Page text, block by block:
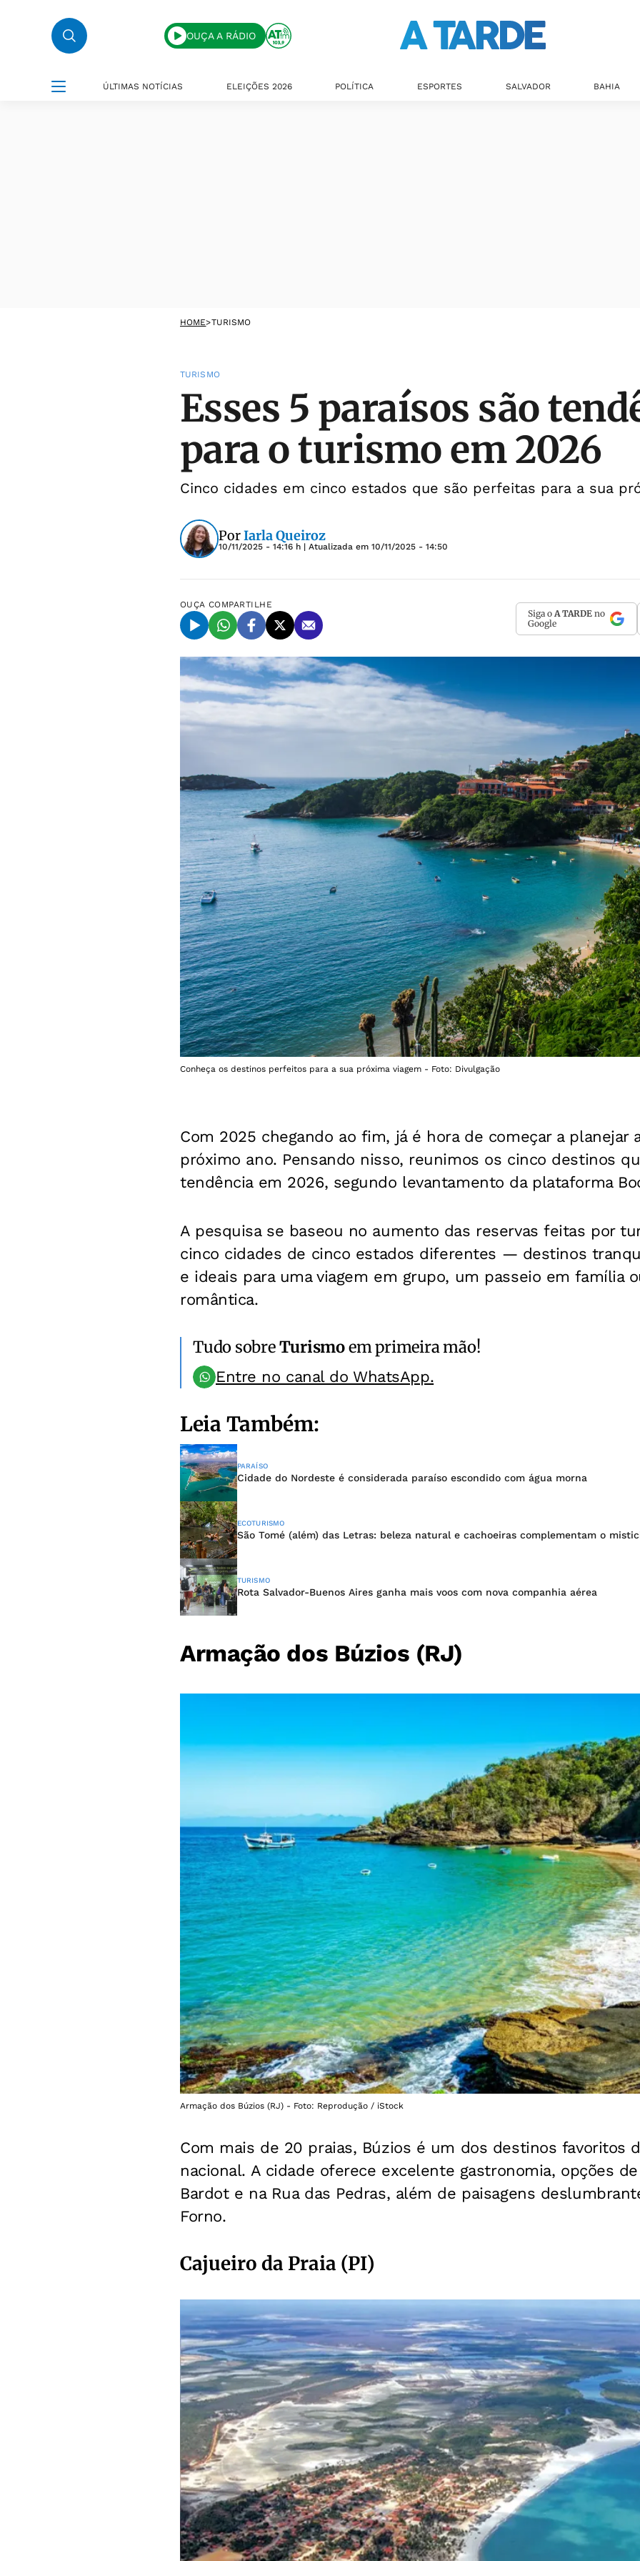
OUÇA A RÁDIO
ÚLTIMAS NOTÍCIAS ELEIÇÕES 2026 POLÍTICA ESPORTES SALVADOR BAHIA
HOME>TURISMO
TURISMO
Esses 5 paraísos são
para o turismo em 2026
Cinco cidades em cinco estados que são perfeitas para a sua
PorIarla Queiroz
10/11/2025 - 14:16 h | Atualizada em 10/11/2025 - 14:50
OUÇA COMPARTILHE
Siga o A TARDE no
Google
Conheça os destinos perfeitos para a sua próxima viagem - Foto: Divulgação
Com 2025 chegando ao fim, já é hora de começar a planejar
próximo ano. Pensando nisso, reunimos os cinco destinos
tendência em 2026, segundo levantamento da plataforma
A pesquisa se baseou no aumento das reservas feitas por
cinco cidades de cinco estados diferentes — destinos
e ideais para uma viagem em grupo, um passeio em família
romântica.
Tudo sobreTurismoem primeira mão!
Entre no canal do WhatsApp.
Leia Também:
PARAÍSO
Cidade do Nordeste é considerada paraíso escondido com água morna
ECOTURISMO
São Tomé (além) das Letras: beleza natural e cachoeiras complementam o
TURISMO
Rota Salvador-Buenos Aires ganha mais voos com nova companhia aérea
Armação dos Búzios (RJ)
Armação dos Búzios (RJ) - Foto: Reprodução / iStock
Com mais de 20 praias, Búzios é um dos destinos favoritos
nacional. A cidade oferece excelente gastronomia, opções
Bardot e na Rua das Pedras, além de paisagens
Forno.
Cajueiro da Praia (PI)